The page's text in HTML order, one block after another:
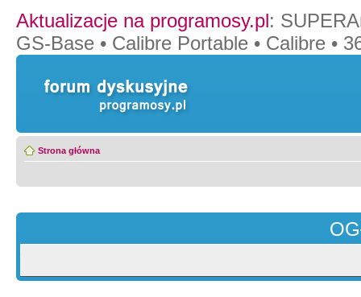
Aktualizacje na programosy.pl:
GS-Base • Calibre Portable • Calibre •
Strona główna